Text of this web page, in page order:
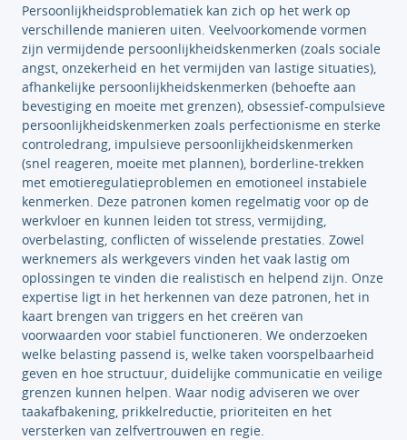
Persoonlijkheidsproblematiek kan zich op het werk op
verschillende manieren uiten. Veelvoorkomende vormen
zijn vermijdende persoonlijkheidskenmerken (zoals sociale
angst, onzekerheid en het vermijden van lastige situaties),
afhankelijke persoonlijkheidskenmerken (behoefte aan
bevestiging en moeite met grenzen), obsessief-compulsieve
persoonlijkheidskenmerken zoals perfectionisme en sterke
controledrang, impulsieve persoonlijkheidskenmerken
(snel reageren, moeite met plannen), borderline-trekken
met emotieregulatieproblemen en emotioneel instabiele
kenmerken. Deze patronen komen regelmatig voor op de
werkvloer en kunnen leiden tot stress, vermijding,
overbelasting, conflicten of wisselende prestaties. Zowel
werknemers als werkgevers vinden het vaak lastig om
oplossingen te vinden die realistisch en helpend zijn. Onze
expertise ligt in het herkennen van deze patronen, het in
kaart brengen van triggers en het creëren van
voorwaarden voor stabiel functioneren. We onderzoeken
welke belasting passend is, welke taken voorspelbaarheid
geven en hoe structuur, duidelijke communicatie en veilige
grenzen kunnen helpen. Waar nodig adviseren we over
taakafbakening, prikkelreductie, prioriteiten en het
versterken van zelfvertrouwen en regie.